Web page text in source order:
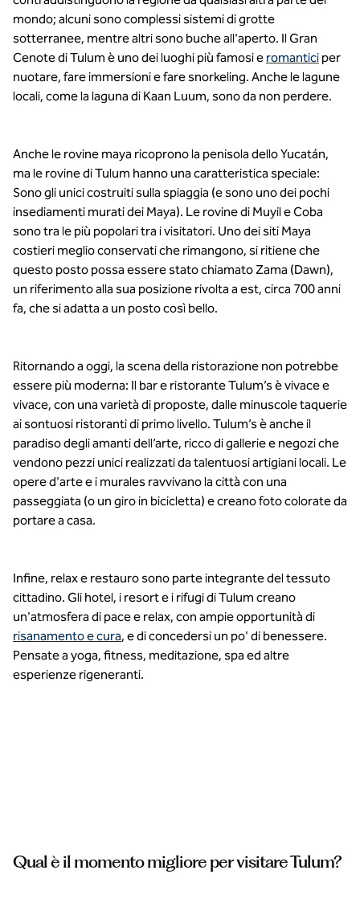
mondo; alcuni sono complessi sistemi di grotte
sotterranee, mentre altri sono buche all'aperto. Il Gran
Cenote di Tulum è uno dei luoghi più famosi e romantici per
nuotare, fare immersioni e fare snorkeling. Anche le lagune
locali, come la laguna di Kaan Luum, sono da non perdere.
Anche le rovine maya ricoprono la penisola dello Yucatán,
ma le rovine di Tulum hanno una caratteristica speciale:
Sono gli unici costruiti sulla spiaggia (e sono uno dei pochi
insediamenti murati dei Maya). Le rovine di Muyil e Coba
sono tra le più popolari tra i visitatori. Uno dei siti Maya
costieri meglio conservati che rimangono, si ritiene che
questo posto possa essere stato chiamato Zama (Dawn),
un riferimento alla sua posizione rivolta a est, circa 700 anni
fa, che si adatta a un posto così bello.
Ritornando a oggi, la scena della ristorazione non potrebbe
essere più moderna: Il bar e ristorante Tulum’s è vivace e
vivace, con una varietà di proposte, dalle minuscole taquerie
ai sontuosi ristoranti di primo livello. Tulum’s è anche il
paradiso degli amanti dell’arte, ricco di gallerie e negozi che
vendono pezzi unici realizzati da talentuosi artigiani locali. Le
opere d'arte e i murales ravvivano la città con una
passeggiata (o un giro in bicicletta) e creano foto colorate da
portare a casa.
Infine, relax e restauro sono parte integrante del tessuto
cittadino. Gli hotel, i resort e i rifugi di Tulum creano
un'atmosfera di pace e relax, con ampie opportunità di
risanamento e cura, e di concedersi un po' di benessere.
Pensate a yoga, fitness, meditazione, spa ed altre
esperienze rigeneranti.
Qual è il momento migliore per visitare Tulum?